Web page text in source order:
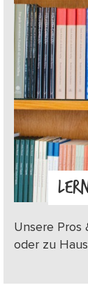
Unsere Pros
oder zu